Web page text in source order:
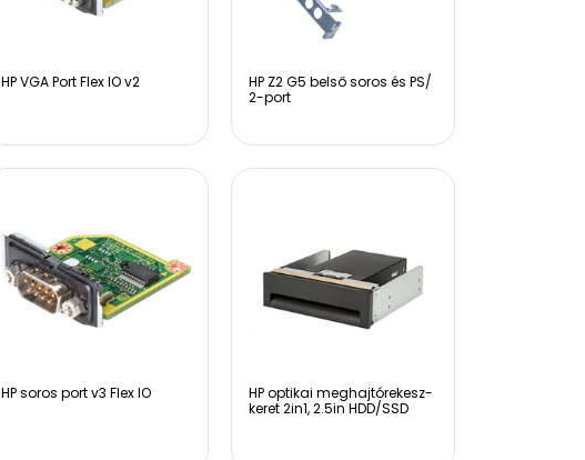
HP VGA Port Flex IO v2
HP Z2 G5 belső soros és PS/
2-port
HP soros port v3 Flex IO
HP optikai meghajtórekesz-
keret 2in1, 2.5in HDD/SSD